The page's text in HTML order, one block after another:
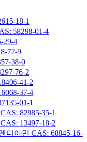
18-1
58298-01-4
29-4
72-9
38-0
76-2
41-2
37-4
01-1
82985-35-1
13497-18-2
디아민 CAS: 68845-16-